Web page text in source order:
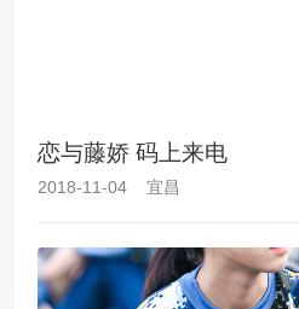
恋与藤娇 码上来电
2018-11-04 宜昌